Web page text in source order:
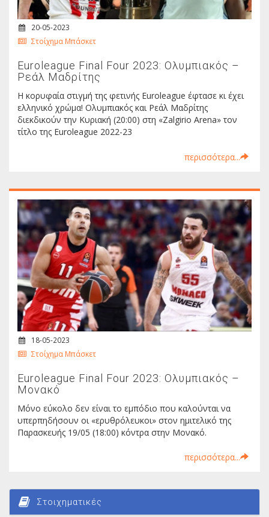
20-05-2023
Στοίχημα Μπάσκετ
Euroleague Final Four 2023: Ολυμπιακός –
Ρεάλ Μαδρίτης
Η κορυφαία στιγμή της φετινής Euroleague έφτασε κι έχει
ελληνικό χρώμα! Ολυμπιακός και Ρεάλ Μαδρίτης
διεκδικούν την Κυριακή (20:00) στη «Zalgirio Arena» τον
τίτλο της Euroleague 2022-23
περισσότερα...
18-05-2023
Στοίχημα Μπάσκετ
Euroleague Final Four 2023: Ολυμπιακός –
Μονακό
Μόνο εύκολο δεν είναι το εμπόδιο που καλούνται να
υπερπηδήσουν οι «ερυθρόλευκοι» στον ημιτελικό της
Παρασκευής 19/05 (18:00) κόντρα στην Μονακό.
περισσότερα...
Στοιχηματικές